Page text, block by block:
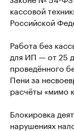
кассовой
Российской
Работа без
для ИП — от 25
проведённого
Пени за
расчёты «мимо
Блокировка
нарушениях